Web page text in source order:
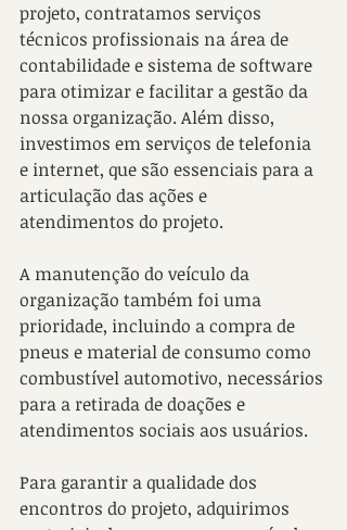
projeto, contratamos serviços
técnicos profissionais na área de
contabilidade e sistema de software
para otimizar e facilitar a gestão da
nossa organização. Além disso,
investimos em serviços de telefonia
e internet, que são essenciais para a
articulação das ações e
atendimentos do projeto.
A manutenção do veículo da
organização também foi uma
prioridade, incluindo a compra de
pneus e material de consumo como
combustível automotivo, necessários
para a retirada de doações e
atendimentos sociais aos usuários.
Para garantir a qualidade dos
encontros do projeto, adquirimos